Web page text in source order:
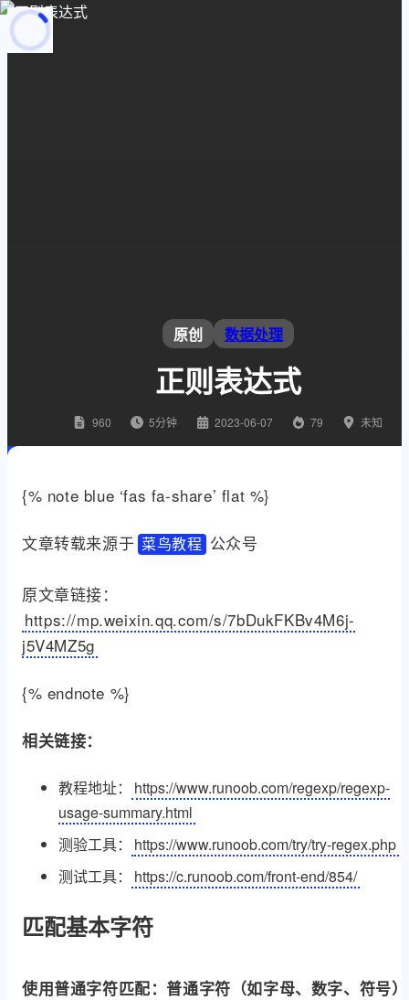
页面加载中
原创 数据处理
正则表达式
960 5分钟 2023-06-07 79 未知
{% note blue ‘fas fa-share’ flat %}
文章转载来源于 菜鸟教程 公众号
原文章链接：
https://mp.weixin.qq.com/s/7bDukFKBv4M6j-
j5V4MZ5g
{% endnote %}
相关链接：
教程地址：
https://www.runoob.com/regexp/regexp-
usage-summary.html
测验工具：
https://www.runoob.com/try/try-regex.php
测试工具：
https://c.runoob.com/front-end/854/
匹配基本字符
使用普通字符匹配：普通字符（如字母、数字、符号）